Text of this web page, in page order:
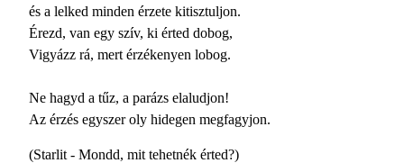
és a lelked minden érzete kitisztuljon.
Érezd, van egy szív, ki érted dobog,
Vigyázz rá, mert érzékenyen lobog.
Ne hagyd a tűz, a parázs elaludjon!
Az érzés egyszer oly hidegen megfagyjon.
(Starlit - Mondd, mit tehetnék érted?)